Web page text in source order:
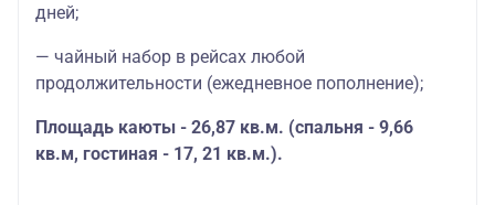
дней;
— чайный набор в рейсах любой
продолжительности (ежедневное пополнение);
Площадь каюты - 26,87 кв.м. (спальня - 9,66
кв.м, гостиная - 17, 21 кв.м.).